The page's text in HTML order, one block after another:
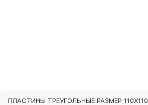
ПЛАСТИНЫ ТРЕУГОЛЬНЫЕ РАЗМЕР 110Х110